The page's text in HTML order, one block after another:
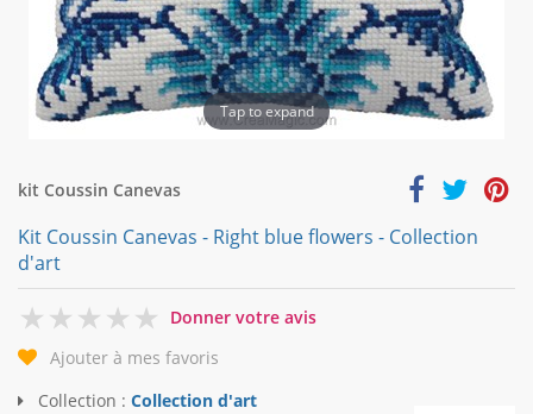
Tap to expand
kit Coussin Canevas
Kit Coussin Canevas - Right blue flowers - Collection
d'art
0
Donner votre avis
Ajouter à mes favoris
Collection : Collection d'art